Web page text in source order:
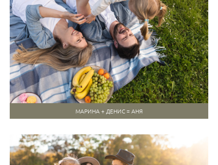
МАРИНА + ДЕНИС = АНЯ